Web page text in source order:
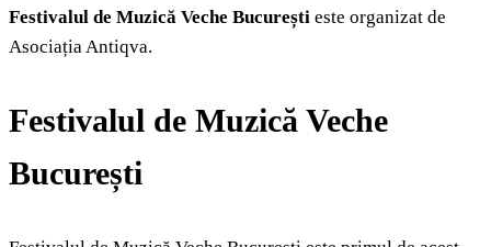
Festivalul de Muzică Veche București este organizat de
Asociația Antiqva.
Festivalul de Muzică Veche
București